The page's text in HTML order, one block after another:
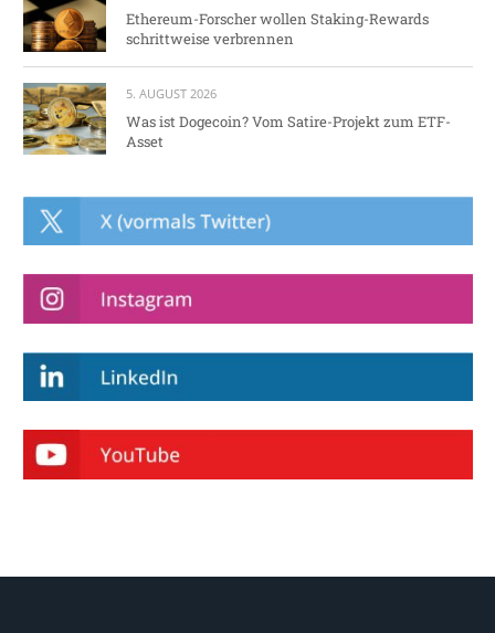
Ethereum-Forscher wollen Staking-Rewards
schrittweise verbrennen
5. AUGUST 2026
Was ist Dogecoin? Vom Satire-Projekt zum ETF-
Asset